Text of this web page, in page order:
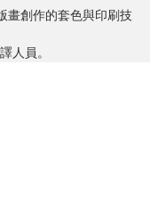
畫創作的套色與印刷技
人員。